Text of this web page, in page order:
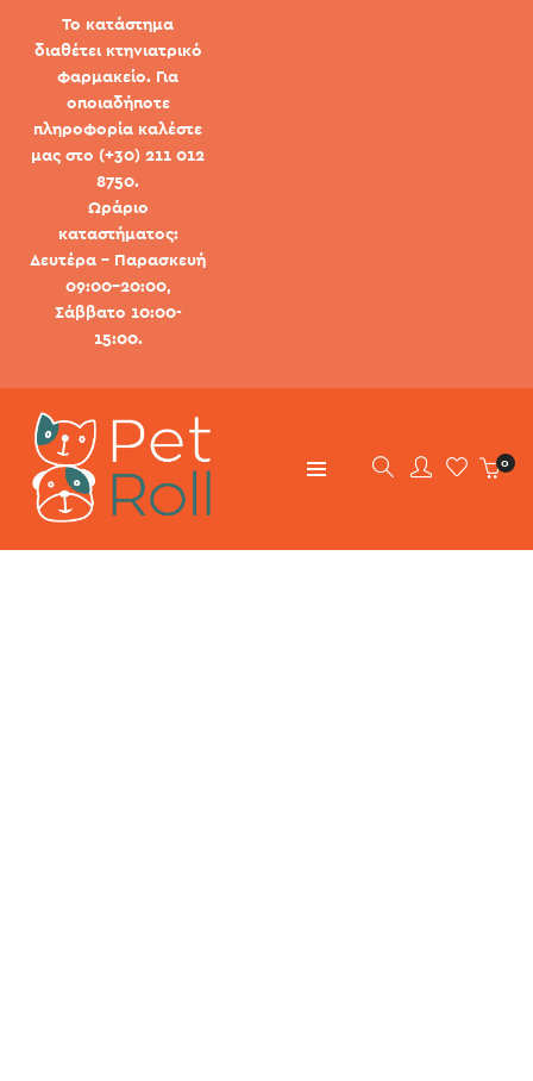
Το κατάστημα
διαθέτει κτηνιατρικό
φαρμακείο. Για
οποιαδήποτε
πληροφορία καλέστε
μας στο (+30) 211 012
8750.
Ωράριο
καταστήματος:
Δευτέρα - Παρασκευή
09:00-20:00,
Σάββατο 10:00-
15:00.
0